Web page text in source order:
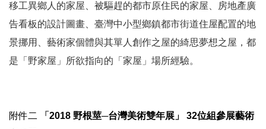
移工異鄉人的家屋、被驅趕的都市原住民的家屋、房地產廣
告看板的設計圖畫、臺灣中小型鄉鎮都市街道住屋配置的地
景挪用、藝術家個體與其單人創作之屋的綺思夢想之屋，都
是「野家屋」所欲指向的「家屋」場所經驗。
附件二 「 2018 野根莖─台灣美術雙年展」 32位組參展藝術